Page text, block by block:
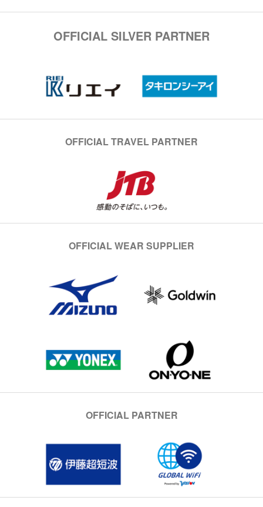
OFFICIAL SILVER PARTNER
OFFICIAL TRAVEL PARTNER
OFFICIAL WEAR SUPPLIER
OFFICIAL PARTNER